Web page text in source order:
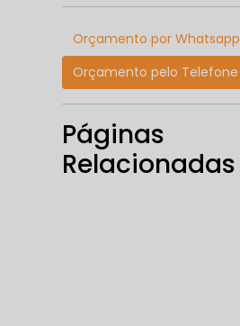
Orçamento por Whatsapp
Orçamento pelo Telefone
Páginas
Relacionadas